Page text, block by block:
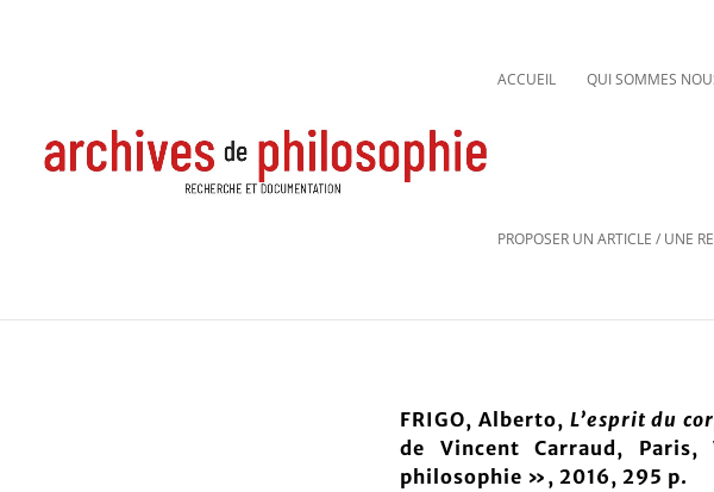
ACCUEIL QUI SOMMES
PROPOSER UN ARTICLE / UNE
FRIGO, Alberto, L’esprit du
de Vincent Carraud,
philosophie », 2016, 295 p.